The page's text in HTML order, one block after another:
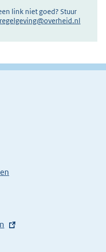
link niet goed? Stuur
regelgeving@overheid.nl